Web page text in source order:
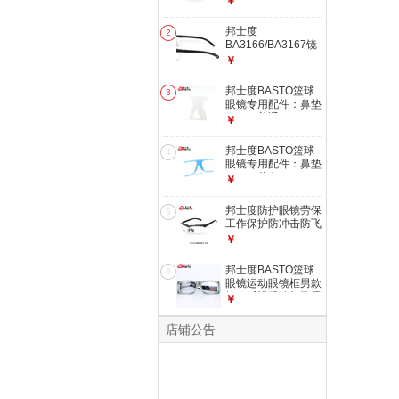
BL015/BL033运动
头带
2
邦士度
BA3166/BA3167镜
腿配件鼻托配件
￥
3
邦士度BASTO篮球
眼镜专用配件：鼻垫
BL006普通
￥
4
邦士度BASTO篮球
眼镜专用配件：鼻垫
BL022蓝色
￥
5
邦士度防护眼镜劳保
工作保护防冲击防飞
溅防雾护目镜可配近
黑框透明片防雾 无
度数
￥
6
邦士度BASTO篮球
眼镜运动眼镜框男款
护目近视眼镜架防雾
￥
店铺公告